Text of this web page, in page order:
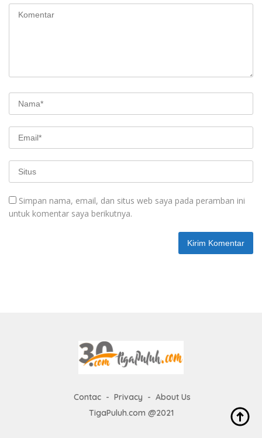
Simpan nama, email, dan situs web saya pada peramban ini
untuk komentar saya berikutnya.
Contac Privacy
About Us
TigaPuluh.com @2021